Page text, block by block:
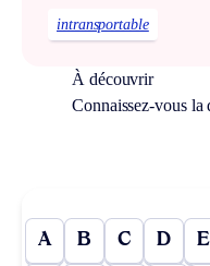
intransportable
À découvrir
Connaissez-vous
A B C D E